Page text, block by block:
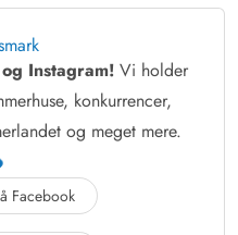
Instagram! Vi holder
konkurrencer,
og meget mere.
Facebook